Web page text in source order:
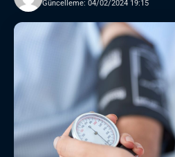
Güncelleme: 04/02/2024 19:15